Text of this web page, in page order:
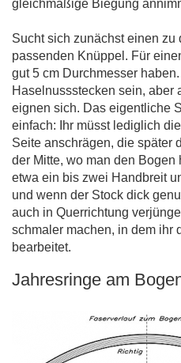
gleichmäßige Biegung
Sucht sich zunächst einen zu
passenden Knüppel. Für
gut 5 cm Durchmesser
Haselnussstecken sein, aber
eignen sich. Das eigentliche
einfach: Ihr müsst lediglich
Seite anschrägen, die später
der Mitte, wo man den Bogen
etwa ein bis zwei Handbreit
und wenn der Stock dick
auch in Querrichtung
schmaler machen, in dem ihr
bearbeitet.
Jahresringe am